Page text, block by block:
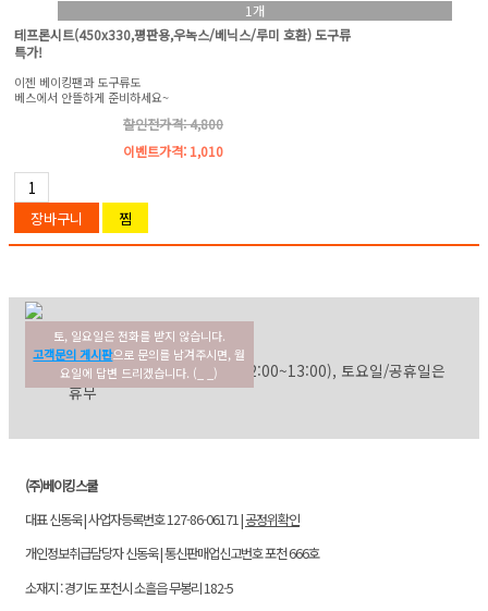
1개
테프론시트(450x330,평판용,우녹스/베닉스/루미 호환) 도구류
특가!
이젠 베이킹팬과 도구류도
베스에서 안뜰하게 준비하세요~
할인전가격: 4,800
이벤트가격: 1,010
토, 일요일은 전화를 받지 않습니다.
고객문의 게시판으로 문의를 남겨주시면, 월
요일에 답변 드리겠습니다. (_ _)
고객센터 02-354-3022
평일: 09:30~17:30 (점심: 12:00~13:00), 토요일/공휴일은
휴무
(주)베이킹스쿨
대표 신동욱 | 사업자등록번호 127-86-06171 |공정위확인
개인정보취급담당자 신동욱 | 통신판매업신고번호 포천 666호
소재지 : 경기도 포천시 소흘읍 무봉리 182-5